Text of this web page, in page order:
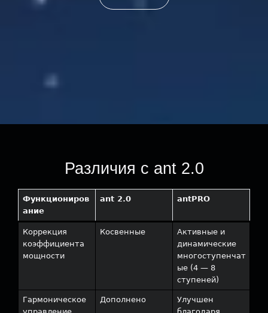
Различия с ant 2.0
Функциониров
ание
ant 2.0 antPRO
Коррекция
коэффициента
мощности
Косвенные
Активные и
динамические
многоступенчат
ые (4 — 8
ступеней)
Гармоническое
Дополнено
Улучшен